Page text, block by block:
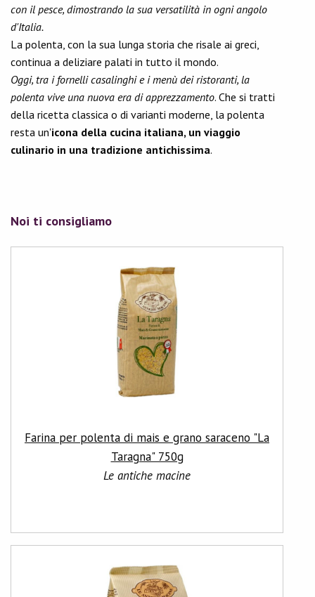
con il pesce, dimostrando la sua versatilità in ogni angolo
d'Italia.
La polenta, con la sua lunga storia che risale ai greci,
continua a deliziare palati in tutto il mondo.
Oggi, tra i fornelli casalinghi e i menù dei ristoranti, la
polenta vive una nuova era di apprezzamento. Che si tratti
della ricetta classica o di varianti moderne, la polenta
resta un'icona della cucina italiana, un viaggio
culinario in una tradizione antichissima.
Noi ti consigliamo
Farina per polenta di mais e grano saraceno "La
Taragna" 750g
Le antiche macine